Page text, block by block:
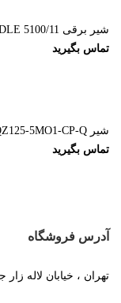
شیر برقی DUNGS DMV-DLE 5100/11
تماس بگیرید
شیر SMC VQZ125-5MO1-CP-Q
تماس بگیرید
آدرس فروشگاه
تهران ، خیابان لاله زار